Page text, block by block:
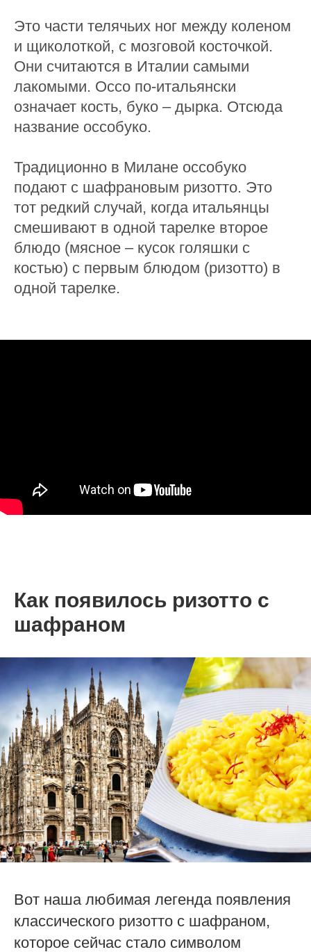
Это части телячьих ног между коленом
и щиколоткой, с мозговой косточкой.
Они считаются в Италии самыми
лакомыми. Оссо по-итальянски
означает кость, буко – дырка. Отсюда
название оссобуко.
Традиционно в Милане оссобуко
подают с шафрановым ризотто. Это
тот редкий случай, когда итальянцы
смешивают в одной тарелке второе
блюдо (мясное – кусок голяшки с
костью) с первым блюдом (ризотто) в
одной тарелке.
Как появилось ризотто с
шафраном
Вот наша любимая легенда появления
классического ризотто с шафраном,
которое сейчас стало символом